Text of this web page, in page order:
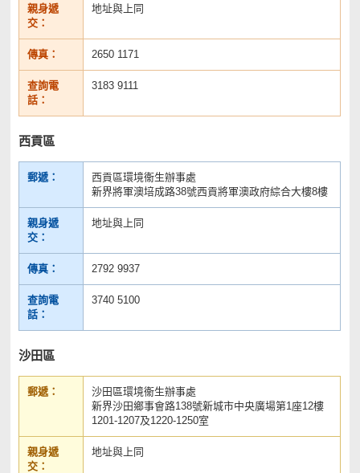
親身遞
交：
地址與上同
傳真： 2650 1171
查詢電
話：
3183 9111
西貢區
郵遞：
西貢區環境衞生辦事處
新界將軍澳培成路38號西貢將軍澳政府綜合大樓8樓
親身遞
交：
地址與上同
傳真： 2792 9937
查詢電
話：
3740 5100
沙田區
郵遞：
沙田區環境衞生辦事處
新界沙田鄉事會路138號新城市中央廣場第1座12樓
1201-1207及1220-1250室
親身遞
交：
地址與上同